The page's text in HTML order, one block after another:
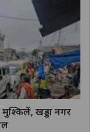
मुश्किलें, खड्डा नगर